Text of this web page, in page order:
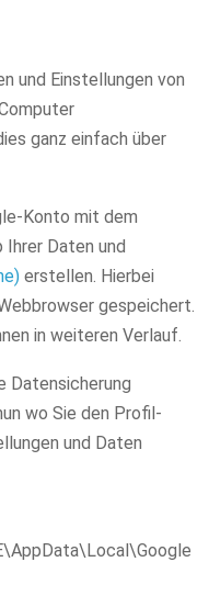
und Einstellungen von
ganz einfach über
Konto mit dem
Ihrer Daten und
erstellen. Hierbei
gespeichert.
in weiteren Verlauf.
Datensicherung
wo Sie den Profil-
und Daten